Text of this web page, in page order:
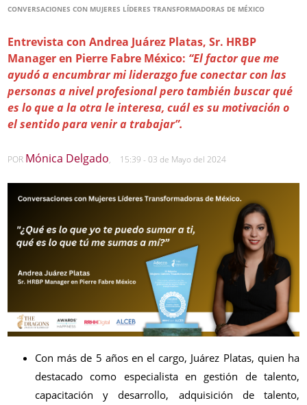
CONVERSACIONES CON MUJERES LÍDERES TRANSFORMADORAS DE MÉXICO
Entrevista con Andrea Juárez Platas, Sr. HRBP
Manager en Pierre Fabre México: “El factor que me
ayudó a encumbrar mi liderazgo fue conectar con las
personas a nivel profesional pero también buscar qué
es lo que a la otra le interesa, cuál es su motivación o
el sentido para venir a trabajar”.
POR Mónica Delgado, 15:39 - 03 de Mayo del 2024
Con más de 5 años en el cargo, Juárez Platas, quien ha
destacado como especialista en gestión de talento,
capacitación y desarrollo, adquisición de talento,